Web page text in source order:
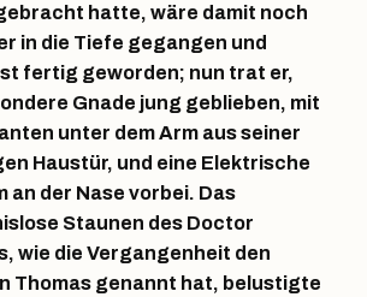
hatte, wäre damit noch
in die Tiefe gegangen und
fertig geworden; nun trat er,
Gnade jung geblieben, mit
unter dem Arm aus seiner
Haustür, und eine Elektrische
an der Nase vorbei. Das
Staunen des Doctor
wie die Vergangenheit den
Thomas genannt hat, belustigte